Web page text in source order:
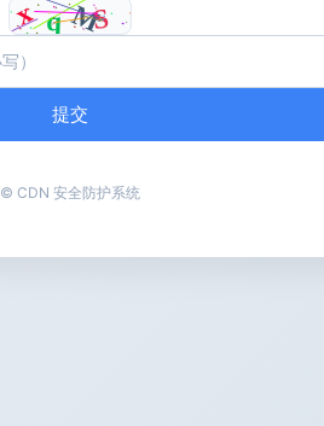
提交
© CDN 安全防护系统